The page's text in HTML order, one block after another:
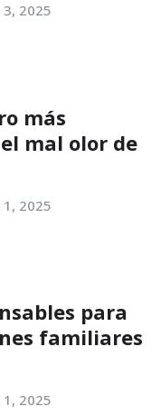
3, 2025
más
mal olor de
1, 2025
para
familiares
1, 2025